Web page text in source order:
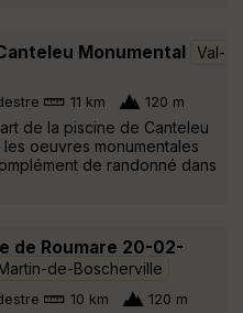
Monumental
Val-
11 km 120 m
de la piscine de Canteleu
oeuvres monumentales
de randonné dans
de Roumare 20-02-
de-Boscherville
10 km 120 m